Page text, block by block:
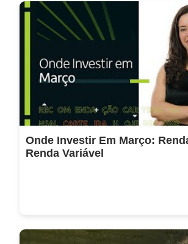
Onde Investir Em Março:
Renda Variável